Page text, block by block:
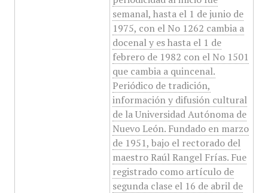
semanal, hasta el 1 de junio de
1975, con el No 1262 cambia a
docenal y es hasta el 1 de
febrero de 1982 con el No 1501
que cambia a quincenal.
Periódico de tradición,
información y difusión cultural
de la Universidad Autónoma de
Nuevo León. Fundado en marzo
de 1951, bajo el rectorado del
maestro Raúl Rangel Frías. Fue
registrado como artículo de
segunda clase el 16 de abril de